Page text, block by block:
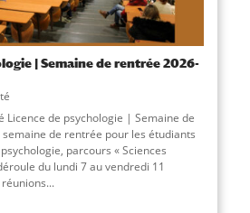
| Semaine de rentrée 2026-
Licence de psychologie | Semaine de
de rentrée pour les étudiants
parcours « Sciences
du lundi 7 au vendredi 11